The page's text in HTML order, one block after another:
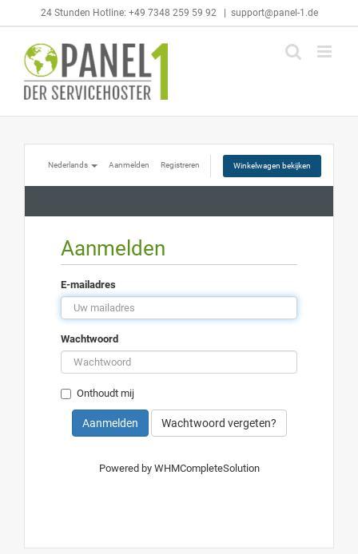
24 Stunden Hotline: +49 7348 259 59 92 support@panel-1.de
Nederlands Aanmelden Registreren Winkelwagen bekijken
Aanmelden
E-mailadres
Wachtwoord
Onthoudt mij
Wachtwoord vergeten?
Powered by WHMCompleteSolution